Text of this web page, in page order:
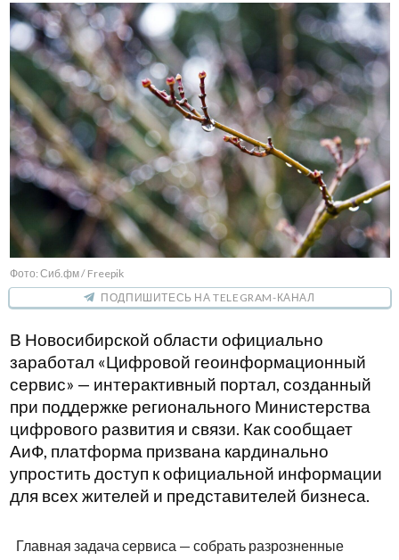
Фото: Сиб.фм / Freepik
ПОДПИШИТЕСЬ НА TELEGRAM-КАНАЛ
В Новосибирской области официально
заработал «Цифровой геоинформационный
сервис» — интерактивный портал, созданный
при поддержке регионального Министерства
цифрового развития и связи. Как сообщает
АиФ, платформа призвана кардинально
упростить доступ к официальной информации
для всех жителей и представителей бизнеса.
Главная задача сервиса — собрать разрозненные